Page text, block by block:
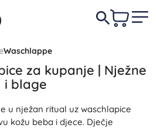
Waschlappe
za kupanje | Nježne
i blage
u nježan ritual uz waschlapice
kožu beba i djece. Dječje